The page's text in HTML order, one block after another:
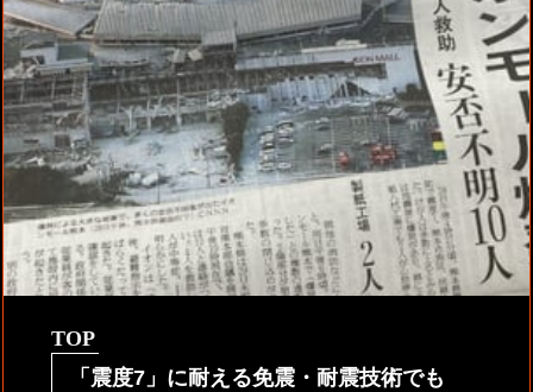
TOP
「震度7」に耐える免震・耐震技術でも